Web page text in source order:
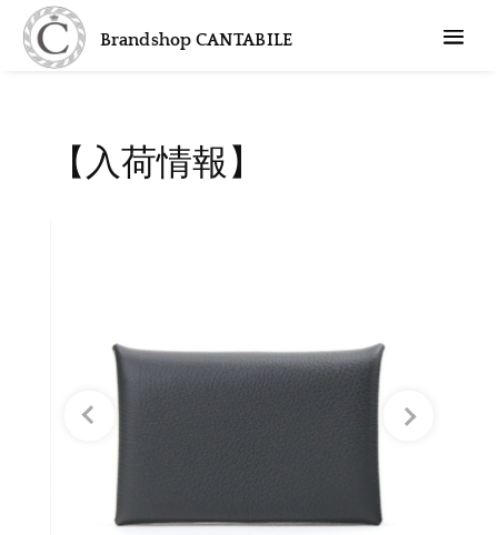
Brandshop CANTABILE
【入荷情報】